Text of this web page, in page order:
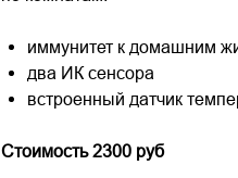
иммунитет к домашним
два ИК сенсора
встроенный датчик
Стоимость 2300 руб